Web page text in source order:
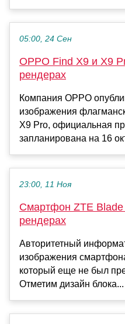
05:00, 24 Сен
OPPO Find X9 и X9
рендерах
Компания OPPO
изображения
X9 Pro, официальная
запланирована на 16
23:00, 11 Ноя
Смартфон ZTE Blade
рендерах
Авторитетный
изображения
который еще не был
Отметим дизайн блока...